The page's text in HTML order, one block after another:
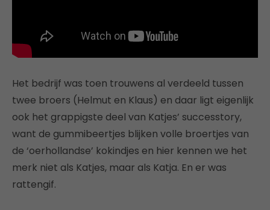
Het bedrijf was toen trouwens al verdeeld tussen
twee broers (Helmut en Klaus) en daar ligt eigenlijk
ook het grappigste deel van Katjes’ successtory,
want de gummibeertjes blijken volle broertjes van
de ‘oerhollandse’ kokindjes en hier kennen we het
merk niet als Katjes, maar als Katja. En er was
rattengif.